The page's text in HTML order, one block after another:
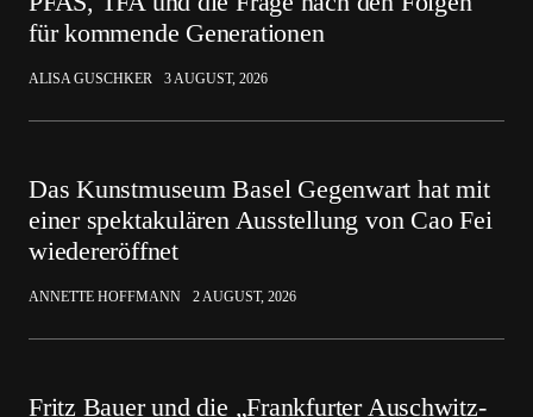
für kommende Generationen
ALISA GUSCHKER 3 AUGUST, 2026
Das Kunstmuseum Basel Gegenwart hat mit
einer spektakulären Ausstellung von Cao Fei
wiedereröffnet
ANNETTE HOFFMANN 2 AUGUST, 2026
Fritz Bauer und die „Frankfurter Auschwitz-